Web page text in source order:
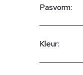
Pasvorm:
Kleur: